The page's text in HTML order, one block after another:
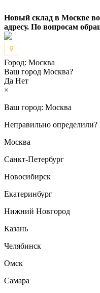
Новый склад в Москве
адресу. По вопросам
Город: Москва
Ваш город Москва?
Да Нет
×
Ваш город: Москва
Неправильно определили?
Москва
Санкт-Петербург
Новосибирск
Екатеринбург
Нижний Новгород
Казань
Челябинск
Омск
Самара